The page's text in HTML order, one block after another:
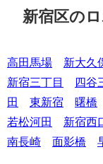
新宿区の
高田馬場 新大久
新宿三丁目
四谷
田
東新宿 曙橋
若松河田
新宿西
南長崎
面影橋